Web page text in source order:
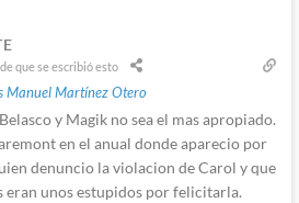
que se escribió esto
Manuel Martínez Otero
y Magik no sea el mas apropiado.
en el anual donde aparecio por
denuncio la violacion de Carol y que
eran unos estupidos por felicitarla.